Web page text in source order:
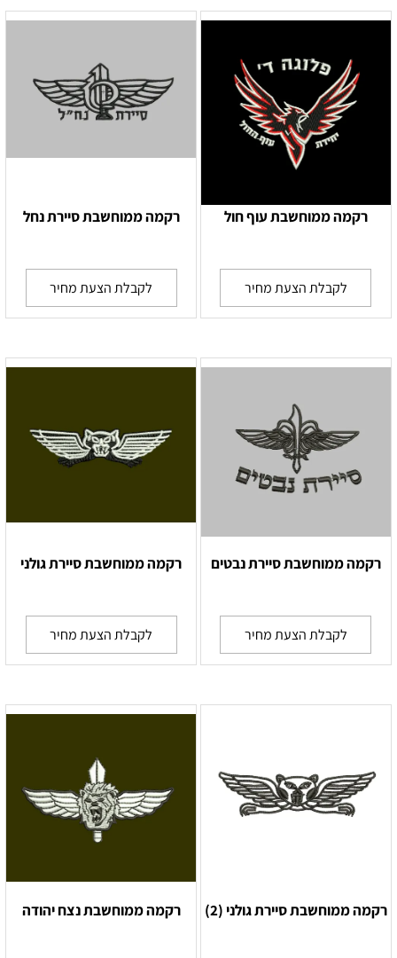
רקמה ממוחשבת עוף חול
לקבלת הצעת מחיר
רקמה ממוחשבת סיירת נחל
לקבלת הצעת מחיר
רקמה ממוחשבת סיירת נבטים
לקבלת הצעת מחיר
רקמה ממוחשבת סיירת גולני
לקבלת הצעת מחיר
רקמה ממוחשבת סיירת גולני (2) רקמה ממוחשבת נצח יהודה